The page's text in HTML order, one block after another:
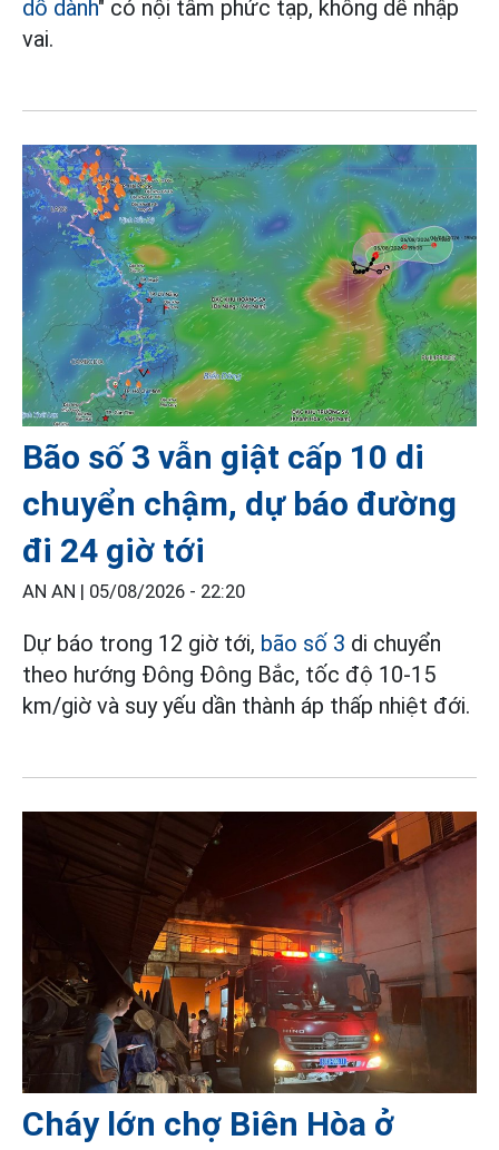
dỗ dành" có nội tâm phức tạp, không dễ nhập
vai.
Bão số 3 vẫn giật cấp 10 di
chuyển chậm, dự báo đường
đi 24 giờ tới
AN AN | 05/08/2026 - 22:20
Dự báo trong 12 giờ tới, bão số 3 di chuyển
theo hướng Đông Đông Bắc, tốc độ 10-15
km/giờ và suy yếu dần thành áp thấp nhiệt đới.
Cháy lớn chợ Biên Hòa ở